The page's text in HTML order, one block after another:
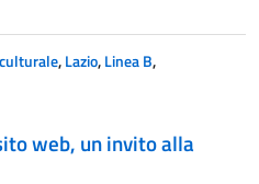
,Lazio,Linea B,
web, un invito alla